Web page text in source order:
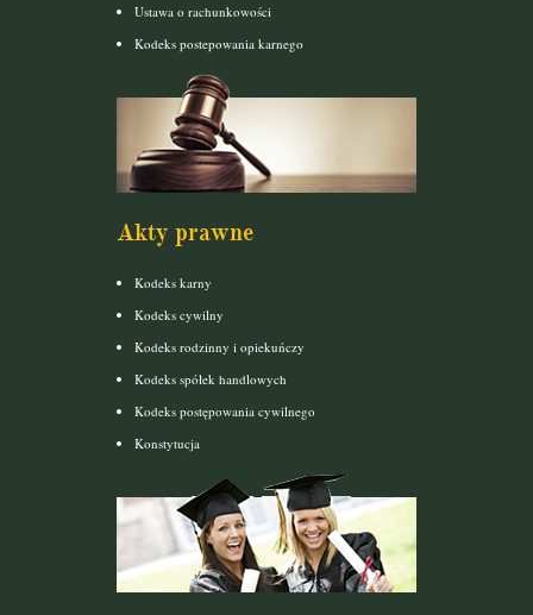
Ustawa o rachunkowości
Kodeks postepowania karnego
Akty prawne
Kodeks karny
Kodeks cywilny
Kodeks rodzinny i opiekuńczy
Kodeks spółek handlowych
Kodeks postępowania cywilnego
Konstytucja